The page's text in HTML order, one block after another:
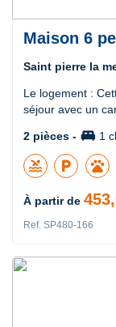
Maison 6
Saint pierre la
Le logement :
séjour avec un
2 pièces - king_bed 1
pool local_parking pets
À partir de
Ref. SP480-166